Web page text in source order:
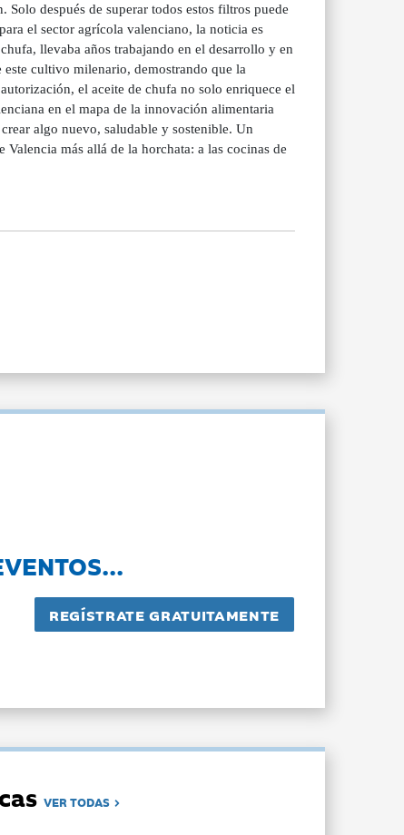
después de superar todos estos filtros puede
el sector agrícola valenciano, la noticia es
llevaba años trabajando en el desarrollo y en
cultivo milenario, demostrando que la
el aceite de chufa no solo enriquece el
en el mapa de la innovación alimentaria
algo nuevo, saludable y sostenible. Un
más allá de la horchata: a las cocinas de
VER TODAS